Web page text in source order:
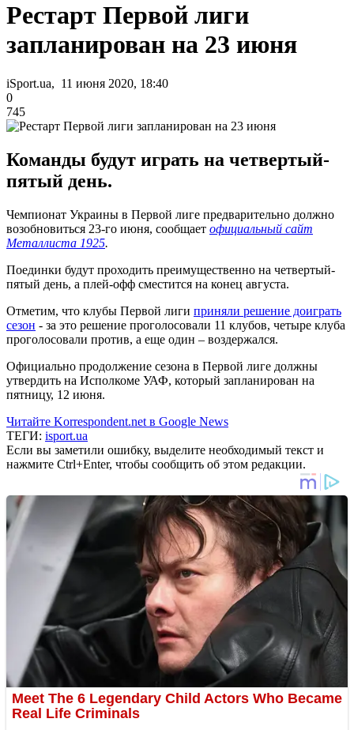
Рестарт Первой лиги
запланирован на 23 июня
iSport.ua, 11 июня 2020, 18:40
0
745
Команды будут играть на четвертый-
пятый день.
Чемпионат Украины в Первой лиге предварительно должно
возобновиться 23-го июня, сообщает официальный сайт
Металлиста 1925.
Поединки будут проходить преимущественно на четвертый-
пятый день, а плей-офф сместится на конец августа.
Отметим, что клубы Первой лиги приняли решение доиграть
сезон - за это решение проголосовали 11 клубов, четыре клуба
проголосовали против, а еще один – воздержался.
Официально продолжение сезона в Первой лиге должны
утвердить на Исполкоме УАФ, который запланирован на
пятницу, 12 июня.
Читайте Korrespondent.net в Google News
ТЕГИ: isport.ua
Если вы заметили ошибку, выделите необходимый текст и
нажмите Ctrl+Enter, чтобы сообщить об этом редакции.